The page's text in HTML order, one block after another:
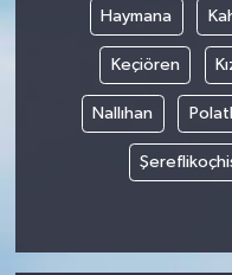
Haymana
Keçiören
Nallıhan